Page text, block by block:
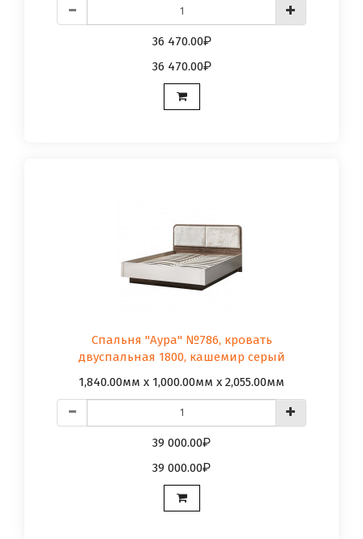
36 470.00
36 470.00
Спальня "Аура" №786, кровать
двуспальная 1800, кашемир серый
1,840.00мм x 1,000.00мм x 2,055.00мм
39 000.00
39 000.00